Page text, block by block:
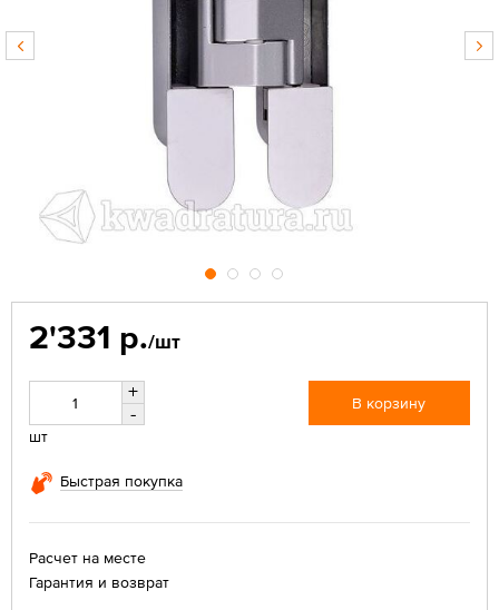
2'331 р./шт
+
-
шт
В корзину
Быстрая покупка
Расчет на месте
Гарантия и возврат